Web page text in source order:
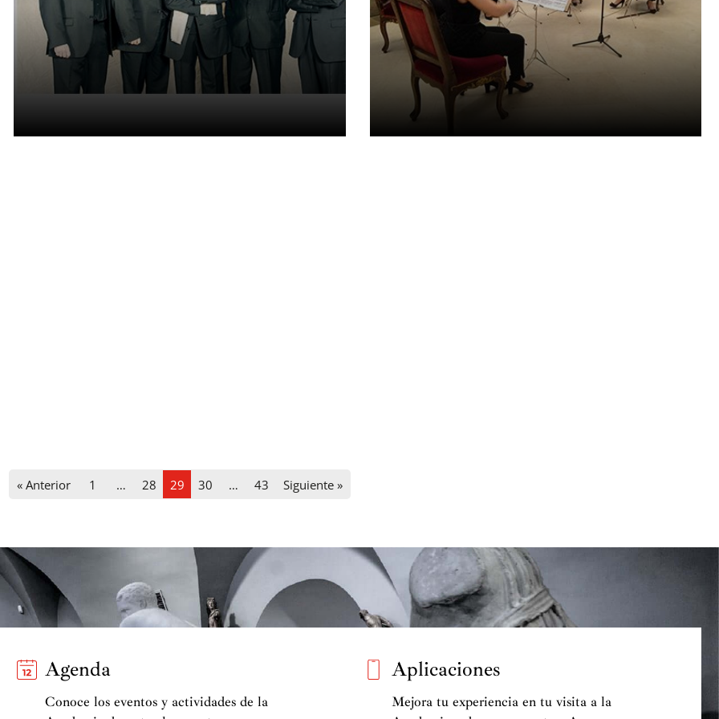
« Anterior 1 … 28 29 30 … 43 Siguiente »
Agenda
Conoce los eventos y actividades de la
Aplicaciones
Mejora tu experiencia en tu visita a la